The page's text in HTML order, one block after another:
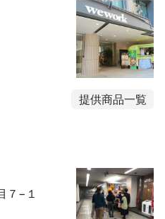
提供商品一覧
７−１